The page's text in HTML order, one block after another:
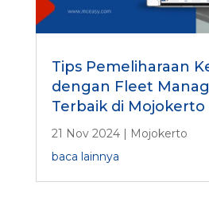
Tips Pemeliharaan
dengan Fleet
Terbaik di Mojokerto
21 Nov 2024| Mojokerto
baca lainnya